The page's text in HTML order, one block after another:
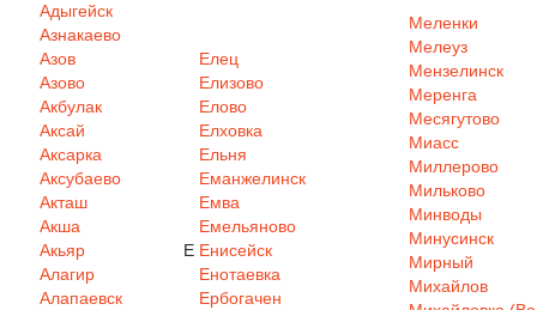
Адыгейск
Азнакаево
Азов
Азово
Акбулак
Аксай
Аксарка
Аксубаево
Акташ
Акша
Акьяр
Алагир
Алапаевск
Е
Елец
Елизово
Елово
Елховка
Ельня
Еманжелинск
Емва
Емельяново
Енисейск
Енотаевка
Ербогачен
Меленки
Мелеуз
Мензелинск
Меренга
Месягутово
Миасс
Миллерово
Мильково
Минводы
Минусинск
Мирный
Михайлов